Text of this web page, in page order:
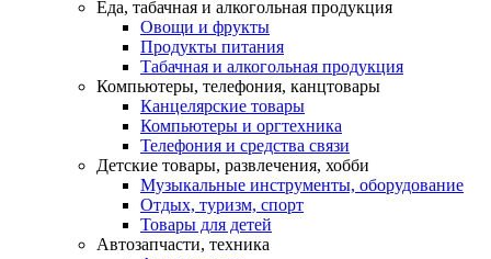
Еда, табачная и алкогольная продукция
Овощи и фрукты
Продукты питания
Табачная и алкогольная продукция
Компьютеры, телефония, канцтовары
Канцелярские товары
Компьютеры и оргтехника
Телефония и средства связи
Детские товары, развлечения, хобби
Музыкальные инструменты, оборудование
Отдых, туризм, спорт
Товары для детей
Автозапчасти, техника